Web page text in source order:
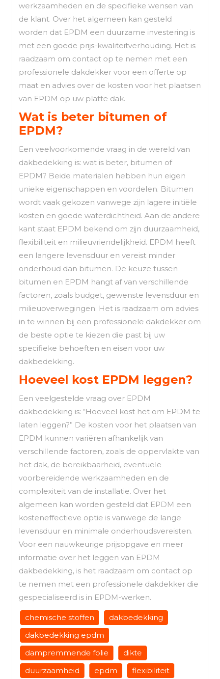
werkzaamheden en de specifieke wensen van
de klant. Over het algemeen kan gesteld
worden dat EPDM een duurzame investering is
met een goede prijs-kwaliteitverhouding. Het is
raadzaam om contact op te nemen met een
professionele dakdekker voor een offerte op
maat en advies over de kosten voor het plaatsen
van EPDM op uw platte dak.
Wat is beter bitumen of
EPDM?
Een veelvoorkomende vraag in de wereld van
dakbedekking is: wat is beter, bitumen of
EPDM? Beide materialen hebben hun eigen
unieke eigenschappen en voordelen. Bitumen
wordt vaak gekozen vanwege zijn lagere initiële
kosten en goede waterdichtheid. Aan de andere
kant staat EPDM bekend om zijn duurzaamheid,
flexibiliteit en milieuvriendelijkheid. EPDM heeft
een langere levensduur en vereist minder
onderhoud dan bitumen. De keuze tussen
bitumen en EPDM hangt af van verschillende
factoren, zoals budget, gewenste levensduur en
milieuoverwegingen. Het is raadzaam om advies
in te winnen bij een professionele dakdekker om
de beste optie te kiezen die past bij uw
specifieke behoeften en eisen voor uw
dakbedekking.
Hoeveel kost EPDM leggen?
Een veelgestelde vraag over EPDM
dakbedekking is: “Hoeveel kost het om EPDM te
laten leggen?” De kosten voor het plaatsen van
EPDM kunnen variëren afhankelijk van
verschillende factoren, zoals de oppervlakte van
het dak, de bereikbaarheid, eventuele
voorbereidende werkzaamheden en de
complexiteit van de installatie. Over het
algemeen kan worden gesteld dat EPDM een
kosteneffectieve optie is vanwege de lange
levensduur en minimale onderhoudsvereisten.
Voor een nauwkeurige prijsopgave en meer
informatie over het leggen van EPDM
dakbedekking, is het raadzaam om contact op
te nemen met een professionele dakdekker die
gespecialiseerd is in EPDM-werken.
chemische stoffen
dakbedekking
dakbedekking epdm
dampremmende folie
dikte
duurzaamheid
epdm
flexibiliteit